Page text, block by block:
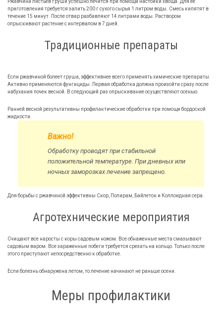
Ржавчина листьев груши успешно лечится при помощи настойки хвоща. Для ее
приготовления требуется залить 200 г сухого сырья 1 литром воды. Смесь кипятят в
течение 15 минут. После отвар разбавляют 14 литрами воды. Раствором
опрыскивают растение с интервалом в 7 дней.
Традиционные препараты
Если ржавчиной болеет груша, эффективнее всего применять химические препараты.
Активно применяются фунгициды. Первая обработка должна произойти сразу после
набухания почек весной. В следующий раз опрыскивание осуществляют осенью.
Ранней весной результативны профилактические обработки при помощи бордоской
жидкости.
Важно!
Обработку проводят при стабильной
положительной температуре. При дневных или
ночных заморозках лечение запрещено.
Для борьбы с ржавчиной эффективны Скор, Полирам, Байлетон и Коллоидная сера.
Агротехнические мероприятия
Счищают все наросты с коры садовым ножом. Все обнаженные места смазывают
садовым варом. Все зараженные побеги требуется срезать на кольцо. Только после
этого приступают непосредственно к обработке.
Если болезнь обнаружена летом, то лечение начинают не раньше осени.
Меры профилактики